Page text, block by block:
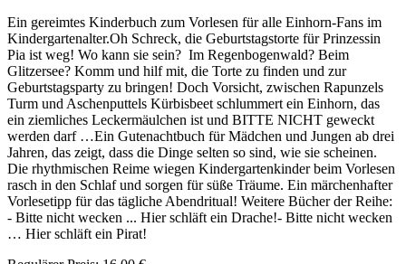
Ein gereimtes Kinderbuch zum Vorlesen für alle Einhorn-Fans im
Kindergartenalter.Oh Schreck, die Geburtstagstorte für Prinzessin
Pia ist weg! Wo kann sie sein? Im Regenbogenwald? Beim
Glitzersee? Komm und hilf mit, die Torte zu finden und zur
Geburtstagsparty zu bringen! Doch Vorsicht, zwischen Rapunzels
Turm und Aschenputtels Kürbisbeet schlummert ein Einhorn, das
ein ziemliches Leckermäulchen ist und BITTE NICHT geweckt
werden darf …Ein Gutenachtbuch für Mädchen und Jungen ab drei
Jahren, das zeigt, dass die Dinge selten so sind, wie sie scheinen.
Die rhythmischen Reime wiegen Kindergartenkinder beim Vorlesen
rasch in den Schlaf und sorgen für süße Träume. Ein märchenhafter
Vorlesetipp für das tägliche Abendritual! Weitere Bücher der Reihe:
- Bitte nicht wecken ... Hier schläft ein Drache!- Bitte nicht wecken
… Hier schläft ein Pirat!